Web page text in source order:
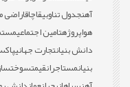
آهنجدول تناوبیقاچاقاراضی
هواپروژهتامین اجتماعی
دانش بنیانتجارت جهانی
بنیانمستاجرانقیمتسوخت